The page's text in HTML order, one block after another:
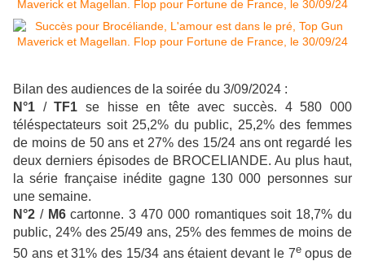
Bilan des audiences de la soirée du 3/09/2024 :
N°1 /TF1 se hisse en tête avec succès. 4 580 000
téléspectateurs soit 25,2% du public, 25,2% des femmes
de moins de 50 ans et 27% des 15/24 ans ont regardé les
deux derniers épisodes de BROCELIANDE. Au plus haut,
la série française inédite gagne 130 000 personnes sur
une semaine.
N°2 / M6cartonne. 3 470 000 romantiques soit 18,7% du
public, 24% des 25/49 ans, 25% des femmes de moins de
50 ans et 31% des 15/34 ans étaient devant le 7eopus de